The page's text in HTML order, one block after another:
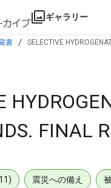
ギャラリー
書 SELECTIVE
FINAL
震災への備え